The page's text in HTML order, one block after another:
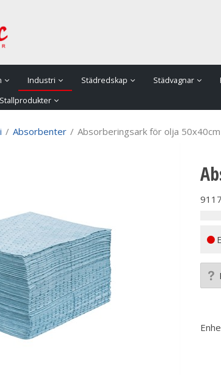
Industri Städredskap Städvagnar
Stallprodukter
/ Absorbenter / Absorberingsark för olja